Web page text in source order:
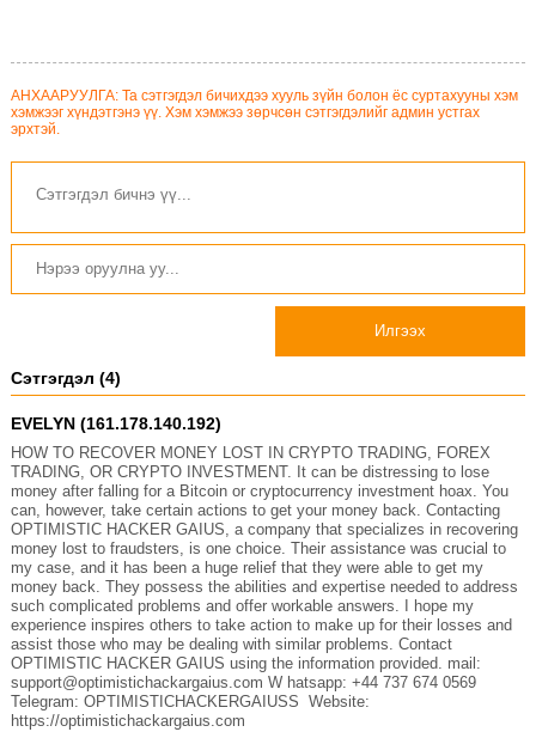
АНХААРУУЛГА: Та сэтгэгдэл бичихдээ хууль зүйн болон ёс суртахууны хэм
хэмжээг хүндэтгэнэ үү. Хэм хэмжээ зөрчсөн сэтгэгдэлийг админ устгах
эрхтэй.
Илгээх
Сэтгэгдэл (4)
EVELYN (161.178.140.192)
HOW TO RECOVER MONEY LOST IN CRYPTO TRADING, FOREX
TRADING, OR CRYPTO INVESTMENT. It can be distressing to lose
money after falling for a Bitcoin or cryptocurrency investment hoax. You
can, however, take certain actions to get your money back. Contacting
OPTIMISTIC HACKER GAIUS, a company that specializes in recovering
money lost to fraudsters, is one choice. Their assistance was crucial to
my case, and it has been a huge relief that they were able to get my
money back. They possess the abilities and expertise needed to address
such complicated problems and offer workable answers. I hope my
experience inspires others to take action to make up for their losses and
assist those who may be dealing with similar problems. Contact
OPTIMISTIC HACKER GAIUS using the information provided. mail:
support@optimistichackargaius.com W hatsapp: +44 737 674 0569
Telegram: OPTIMISTICHACKERGAIUSS Website:
https://optimistichackargaius.com